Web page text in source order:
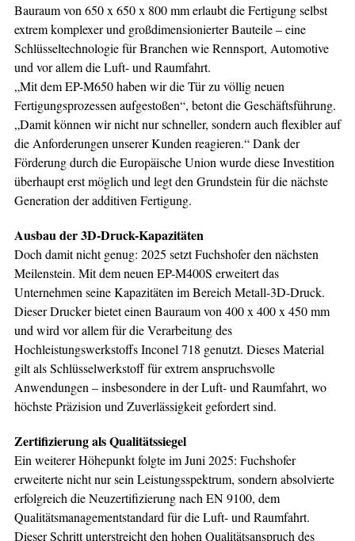
Bauraum von 650 x 650 x 800 mm erlaubt die Fertigung selbst
extrem komplexer und großdimensionierter Bauteile – eine
Schlüsseltechnologie für Branchen wie Rennsport, Automotive
und vor allem die Luft- und Raumfahrt.
„Mit dem EP-M650 haben wir die Tür zu völlig neuen
Fertigungsprozessen aufgestoßen“, betont die Geschäftsführung.
„Damit können wir nicht nur schneller, sondern auch flexibler auf
die Anforderungen unserer Kunden reagieren.“ Dank der
Förderung durch die Europäische Union wurde diese Investition
überhaupt erst möglich und legt den Grundstein für die nächste
Generation der additiven Fertigung.
Ausbau der 3D-Druck-Kapazitäten
Doch damit nicht genug: 2025 setzt Fuchshofer den nächsten
Meilenstein. Mit dem neuen EP-M400S erweitert das
Unternehmen seine Kapazitäten im Bereich Metall-3D-Druck.
Dieser Drucker bietet einen Bauraum von 400 x 400 x 450 mm
und wird vor allem für die Verarbeitung des
Hochleistungswerkstoffs Inconel 718 genutzt. Dieses Material
gilt als Schlüsselwerkstoff für extrem anspruchsvolle
Anwendungen – insbesondere in der Luft- und Raumfahrt, wo
höchste Präzision und Zuverlässigkeit gefordert sind.
Zertifizierung als Qualitätssiegel
Ein weiterer Höhepunkt folgte im Juni 2025: Fuchshofer
erweiterte nicht nur sein Leistungsspektrum, sondern absolvierte
erfolgreich die Neuzertifizierung nach EN 9100, dem
Qualitätsmanagementstandard für die Luft- und Raumfahrt.
Dieser Schritt unterstreicht den hohen Qualitätsanspruch des